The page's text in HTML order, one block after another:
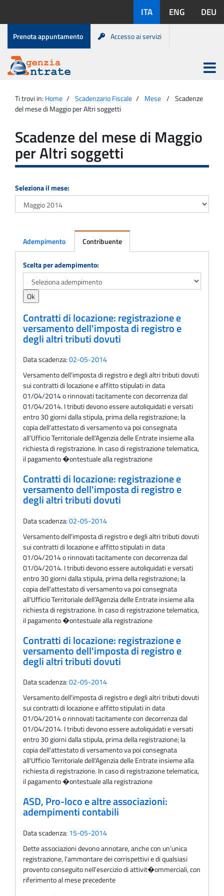
contenuto
disponibili:
ITA ENG DEU
Menu
di
servizio
Prenota appuntamento Accesso ai servizi
Agenzia
Entrate
Apri
menu
principale
Ti trovi in: Home Scadenzario Fiscale Mese
Scadenze
del mese di Maggio per Altri soggetti
Scadenze del mese di Maggio
per Altri soggetti
Seleziona il mese:
Adempimento Contribuente
Adempimento
Scelta per adempimento:
Contratti di locazione: registrazione e
versamento dell'imposta di registro e
degli altri tributi dovuti
Data scadenza:02-05-2014
Versamento dell'imposta di registro e degli altri tributi dovuti
sui contratti di locazione e affitto stipulati in data
01/04/2014 o rinnovati tacitamente con decorrenza dal
01/04/2014. I tributi devono essere autoliquidati e versati
entro 30 giorni dalla stipula, prima della registrazione; la
copia dell'attestato di versamento va poi consegnata
all'Ufficio Territoriale dell'Agenzia delle Entrate insieme alla
richiesta di registrazione. In caso di registrazione telematica,
il pagamento �ontestuale alla registrazione
Contratti di locazione: registrazione e
versamento dell'imposta di registro e
degli altri tributi dovuti
Data scadenza:02-05-2014
Versamento dell'imposta di registro e degli altri tributi dovuti
sui contratti di locazione e affitto stipulati in data
01/04/2014 o rinnovati tacitamente con decorrenza dal
01/04/2014. I tributi devono essere autoliquidati e versati
entro 30 giorni dalla stipula, prima della registrazione; la
copia dell'attestato di versamento va poi consegnata
all'Ufficio Territoriale dell'Agenzia delle Entrate insieme alla
richiesta di registrazione. In caso di registrazione telematica,
il pagamento �ontestuale alla registrazione
Contratti di locazione: registrazione e
versamento dell'imposta di registro e
degli altri tributi dovuti
Data scadenza:02-05-2014
Versamento dell'imposta di registro e degli altri tributi dovuti
sui contratti di locazione e affitto stipulati in data
01/04/2014 o rinnovati tacitamente con decorrenza dal
01/04/2014. I tributi devono essere autoliquidati e versati
entro 30 giorni dalla stipula, prima della registrazione; la
copia dell'attestato di versamento va poi consegnata
all'Ufficio Territoriale dell'Agenzia delle Entrate insieme alla
richiesta di registrazione. In caso di registrazione telematica,
il pagamento �ontestuale alla registrazione
ASD, Pro-loco e altre associazioni:
adempimenti contabili
Data scadenza: 15-05-2014
Dette associazioni devono annotare, anche con un'unica
registrazione, l'ammontare dei corrispettivi e di qualsiasi
provento conseguito nell'esercizio di attivit�ommerciali, con
riferimento al mese precedente